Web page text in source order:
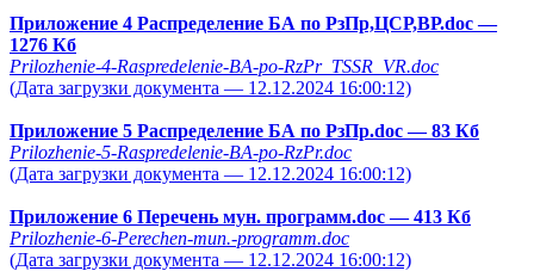
Приложение 4 Распределение БА по РзПр,ЦСР,ВР.doc—
1276 Кб
Prilozhenie-4-Raspredelenie-BA-po-RzPr_TSSR_VR.doc
(Дата загрузки документа — 12.12.2024 16:00:12)
Приложение 5 Распределение БА по РзПр.doc— 83 Кб
Prilozhenie-5-Raspredelenie-BA-po-RzPr.doc
(Дата загрузки документа — 12.12.2024 16:00:12)
Приложение 6 Перечень мун. программ.doc— 413 Кб
Prilozhenie-6-Perechen-mun.-programm.doc
(Дата загрузки документа — 12.12.2024 16:00:12)